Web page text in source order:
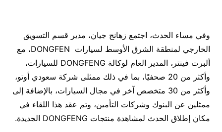
وفي مساء الحدث، اجتمع زهانج جيان، مدير قسم التسويق
الخارجي لمنطقة الشرق الأوسط لسيارات DONGFEN، مع
ألبرت فينتر، المدير العام لوكالة DONGFENG للسيارات،
وأكثر من 20 صحفيًا، بما في ذلك ممثلى شركة سعودي أوتو،
وأكثر من 30 متخصص آخر في مجال السيارات، بالإضافة إلى
ممثلين عن البنوك وشركات التأمين، وتم عقد هذا اللقاء في
مكان إطلاق الحدث لمشاهدة منتجات DONGFENG الجديدة.